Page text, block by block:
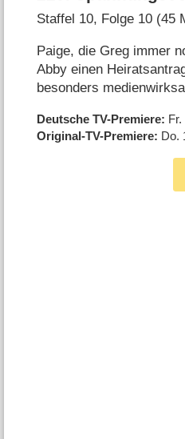
Staffel 10, Folge 10 (45
Paige, die Greg immer
Abby einen
besonders
Deutsche TV-Premiere
Original-TV-Premiere Do.